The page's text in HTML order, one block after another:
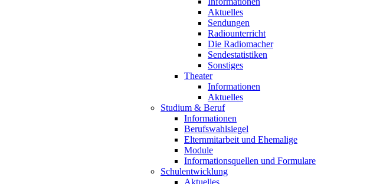
Aktuelles
Sendungen
Radiounterricht
Die Radiomacher
Sendestatistiken
Sonstiges
Theater
Informationen
Aktuelles
Studium & Beruf
Informationen
Berufswahlsiegel
Elternmitarbeit und Ehemalige
Module
Informationsquellen und Formulare
Schulentwicklung
Aktuelles